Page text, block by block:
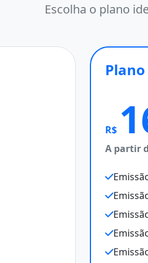
Escolha o plano
R$
A partir